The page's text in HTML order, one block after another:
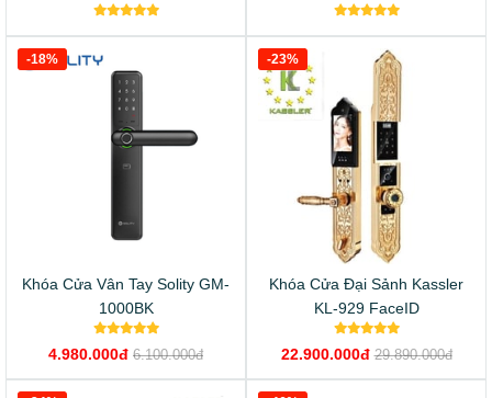
Khóa Cửa Vân Tay Solity GM-
1000BK
4.980.000đ 6.100.000đ
-18%
Khóa Cửa Đại Sảnh Kassler
KL-929 FaceID
22.900.000đ 29.890.000đ
-23%